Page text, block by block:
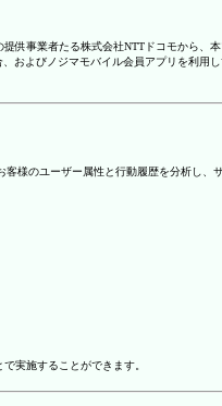
供事業者たる株式会社NTTドコモから、
およびノジマモバイル会員アプリを利用
客様のユーザー属性と行動履歴を分析し、
実施することができます。